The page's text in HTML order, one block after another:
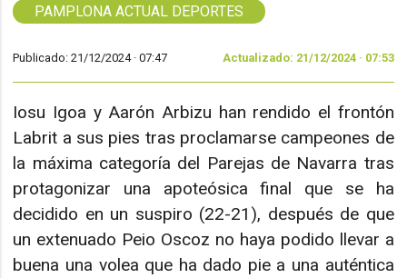
PAMPLONA ACTUAL DEPORTES
Publicado: 21/12/2024 ·07:47 Actualizado: 21/12/2024 · 07:53
Iosu Igoa y Aarón Arbizu han rendido el frontón
Labrit a sus pies tras proclamarse campeones de
la máxima categoría del Parejas de Navarra tras
protagonizar una apoteósica final que se ha
decidido en un suspiro (22-21), después de que
un extenuado Peio Oscoz no haya podido llevar a
buena una volea que ha dado pie a una auténtica